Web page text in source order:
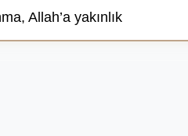
Allah’a yakınlık